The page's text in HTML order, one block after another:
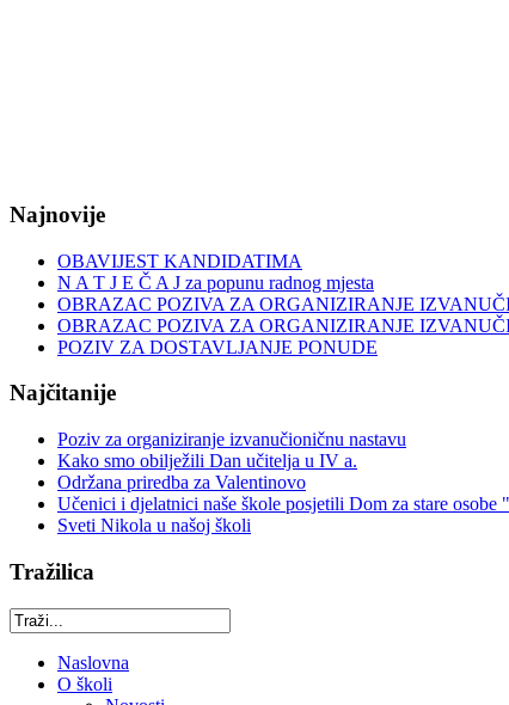
Najnovije
OBAVIJEST KANDIDATIMA
N A T J E Č A J za popunu radnog mjesta
OBRAZAC POZIVA ZA ORGANIZIRANJE
OBRAZAC POZIVA ZA ORGANIZIRANJE
POZIV ZA DOSTAVLJANJE PONUDE
Najčitanije
Poziv za organiziranje izvanučioničnu nastavu
Kako smo obilježili Dan učitelja u IV a.
Održana priredba za Valentinovo
Učenici i djelatnici naše škole posjetili Dom za stare
Sveti Nikola u našoj školi
Tražilica
Naslovna
O školi